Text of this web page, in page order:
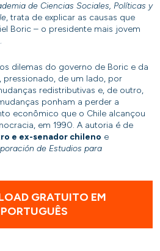
de Ciencias Sociales, Políticas y
, trata de explicar as causas que
Boric – o presidente mais jovem
dilemas do governo de Boric e da
, pressionado, de um lado, por
redistributivas e, de outro,
ponham a perder a
econômico que o Chile alcançou
em 1990. A autoria é de
e ex-senador chileno e
de Estudios para
GRATUITO EM
PORTUGUÊS